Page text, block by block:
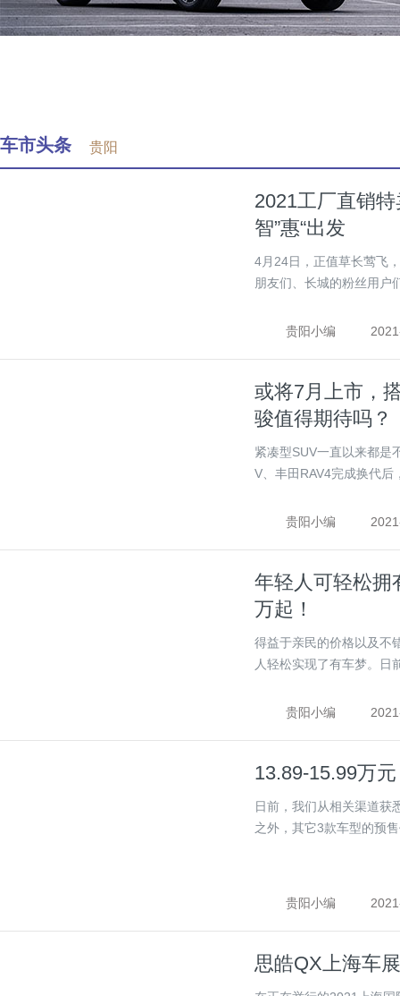
车市头条 贵阳
2021工厂直销特
智”惠“出发
4月24日，正值草长莺飞
朋友们、长城的粉丝用户
贵阳小编
或将7月上市，
骏值得期待吗？
紧凑型SUV一直以来都是
V、丰田RAV4完成换代后
贵阳小编
年轻人可轻松拥
万起！
得益于亲民的价格以及不
人轻松实现了有车梦。日
贵阳小编
13.89-15.99万
日前，我们从相关渠道获
之外，其它3款车型的预
贵阳小编
思皓QX上海车